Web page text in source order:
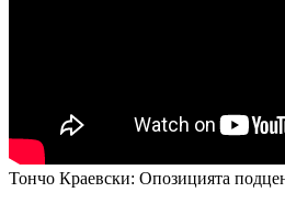
Тончо Краевски: Опозицията